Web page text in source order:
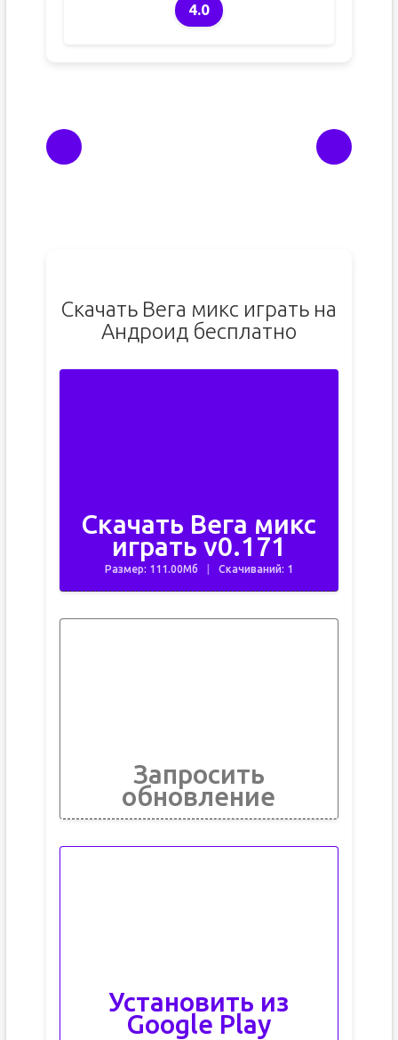
4.0
Скачать Вега микс играть на
Андроид бесплатно
Скачать Вега микс
играть v0.171
Размер: 111.00Мб Скачиваний: 1
Запросить
обновление
Установить из
Google Play